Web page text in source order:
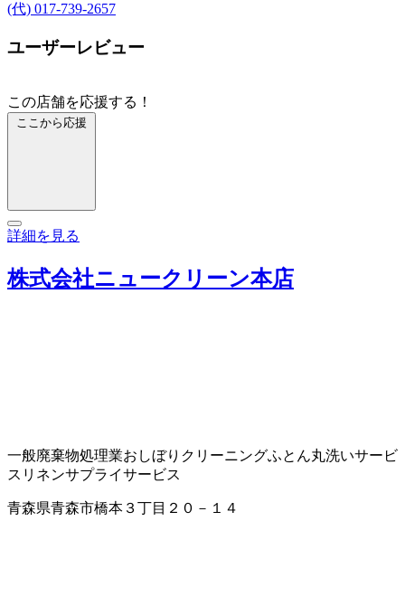
(代) 017-739-2657
ユーザーレビュー
この店舗を応援する！
ここから応援
詳細を見る
株式会社ニュークリーン本店
一般廃棄物処理業おしぼり クリーニングふとん丸洗いサービ
ス リネンサプライサービス
青森県青森市橋本３丁目２０－１４